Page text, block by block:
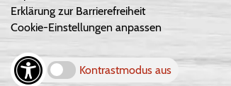
Erklärung zur Barrierefreiheit
Cookie-Einstellungen anpassen
Kontrastmodus aus